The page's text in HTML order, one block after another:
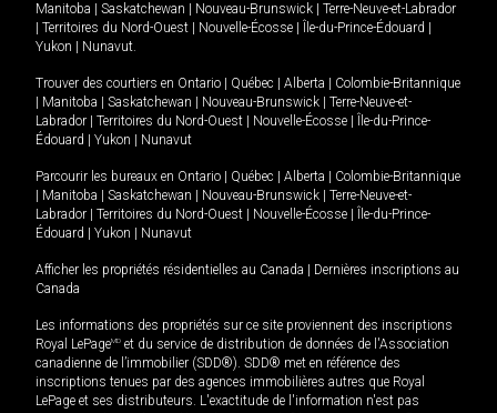
Manitoba
Saskatchewan Nouveau-Brunswick
Terre-Neuve-et-Labrador
Territoires du Nord-Ouest Nouvelle-Écosse Île-du-Prince-Édouard
Yukon
Nunavut.
Trouver des courtiers en Ontario Québec Alberta
Colombie-Britannique
Manitoba Saskatchewan Nouveau-Brunswick
Terre-Neuve-et-
Labrador
Territoires du Nord-Ouest Nouvelle-Écosse
Île-du-Prince-
Édouard
Yukon Nunavut
Parcourir les bureaux en Ontario Québec Alberta
Colombie-Britannique
Manitoba Saskatchewan Nouveau-Brunswick
Terre-Neuve-et-
Labrador
Territoires du Nord-Ouest Nouvelle-Écosse
Île-du-Prince-
Édouard
Yukon Nunavut
Afficher les propriétés résidentielles au Canada
Dernières inscriptions au
Canada
Les informations des propriétés sur ce site proviennent des inscriptions
Royal LePageMD et du service de distribution de données de l'Association
canadienne de l’immobilier (SDD®). SDD® met en référence des
inscriptions tenues par des agences immobilières autres que Royal
LePage et ses distributeurs. L'exactitude de l'information n'est pas